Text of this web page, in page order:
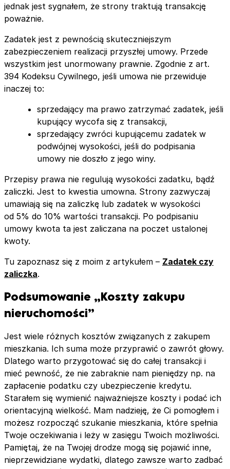
jednak jest sygnałem, że strony traktują transakcję
poważnie.
Zadatek jest z pewnością skuteczniejszym
zabezpieczeniem realizacji przyszłej umowy. Przede
wszystkim jest unormowany prawnie. Zgodnie z art.
394 Kodeksu Cywilnego, jeśli umowa nie przewiduje
inaczej to:
sprzedający ma prawo zatrzymać zadatek, jeśli
kupujący wycofa się z transakcji,
sprzedający zwróci kupującemu zadatek w
podwójnej wysokości, jeśli do podpisania
umowy nie doszło z jego winy.
Przepisy prawa nie regulują wysokości zadatku, bądź
zaliczki. Jest to kwestia umowna. Strony zazwyczaj
umawiają się na zaliczkę lub zadatek w wysokości
od 5% do 10% wartości transakcji. Po podpisaniu
umowy kwota ta jest zaliczana na poczet ustalonej
kwoty.
Tu zapoznasz się z moim z artykułem – Zadatek czy
zaliczka.
Podsumowanie „Koszty zakupu
nieruchomości”
Jest wiele różnych kosztów związanych z zakupem
mieszkania. Ich suma może przyprawić o zawrót głowy.
Dlatego warto przygotować się do całej transakcji i
mieć pewność, że nie zabraknie nam pieniędzy np. na
zapłacenie podatku czy ubezpieczenie kredytu.
Starałem się wymienić najważniejsze koszty i podać ich
orientacyjną wielkość. Mam nadzieję, że Ci pomogłem i
możesz rozpocząć szukanie mieszkania, które spełnia
Twoje oczekiwania i leży w zasięgu Twoich możliwości.
Pamiętaj, że na Twojej drodze mogą się pojawić inne,
nieprzewidziane wydatki, dlatego zawsze warto zadbać